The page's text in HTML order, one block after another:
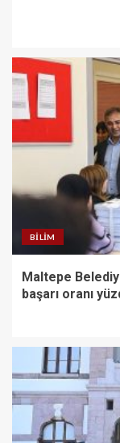
BILIM
Maltepe
başarı oranı